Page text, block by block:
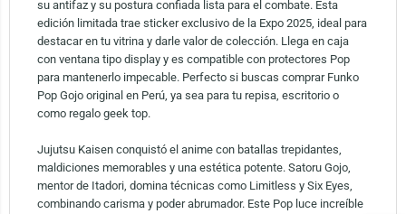
su antifaz y su postura confiada lista para el combate. Esta
edición limitada trae sticker exclusivo de la Expo 2025, ideal para
destacar en tu vitrina y darle valor de colección. Llega en caja
con ventana tipo display y es compatible con protectores Pop
para mantenerlo impecable. Perfecto si buscas comprar Funko
Pop Gojo original en Perú, ya sea para tu repisa, escritorio o
como regalo geek top.
Jujutsu Kaisen conquistó el anime con batallas trepidantes,
maldiciones memorables y una estética potente. Satoru Gojo,
mentor de Itadori, domina técnicas como Limitless y Six Eyes,
combinando carisma y poder abrumador. Este Pop luce increíble